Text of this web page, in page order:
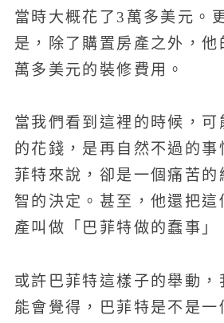
當時大概花了3萬多美元。
是，除了購置房產之外，他
萬多美元的裝修費用。
當我們看到這裡的時候，可
的花錢，是再自然不過的事
菲特來說，卻是一個痛苦的
智的決定。甚至，他還把這
產叫做「巴菲特做的蠢事」
或許巴菲特這樣子的舉動，
能會覺得，巴菲特是不是一